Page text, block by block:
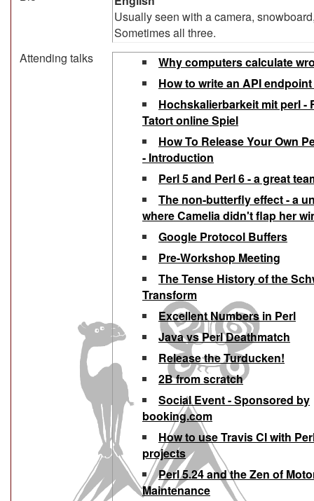
Usually seen with a camera,
Sometimes all three.
Attending talks
‎Why computers calculate
‎How to write an API
‎Hochskalierbarkeit mit perl -
Tatort online Spiel‎
‎How To Release Your Own
- Introduction‎
‎Perl 5 and Perl 6 - a great
‎The non-butterfly effect - a
where Camelia didn't flap her
‎Google Protocol Buffers‎
‎Pre-Workshop Meeting‎‎
‎The Tense History of the
Transform‎
‎Excellent Numbers in Perl‎
‎Java vs Perl Deathmatch‎
‎Release the Turducken!‎
‎2B from scratch‎
‎Social Event - Sponsored by
booking.com‎
‎How to use Travis CI with
projects‎
‎Perl 5.24 and the Zen of
Maintenance‎